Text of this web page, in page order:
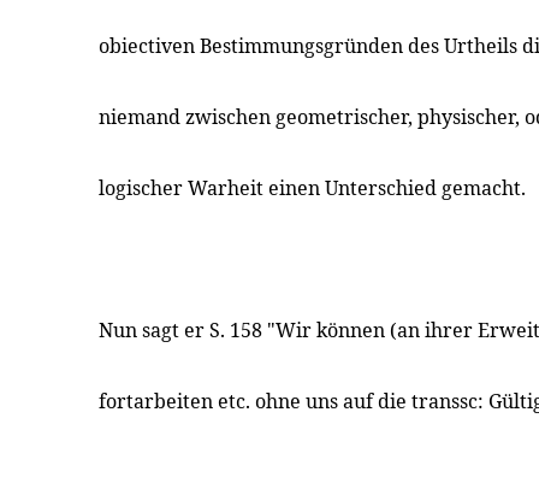
obiectiven Bestimmungsgründen des Urtheils
niemand zwischen geometrischer, physischer,
logischer Warheit einen Unterschied gemacht.
Nun sagt er S. 158 "Wir können (an ihrer
fortarbeiten etc. ohne uns auf die transsc: